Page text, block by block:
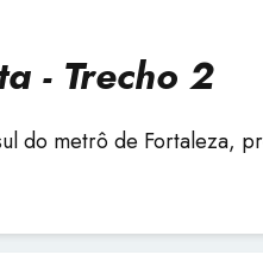
- Trecho 2
do metrô de Fortaleza,